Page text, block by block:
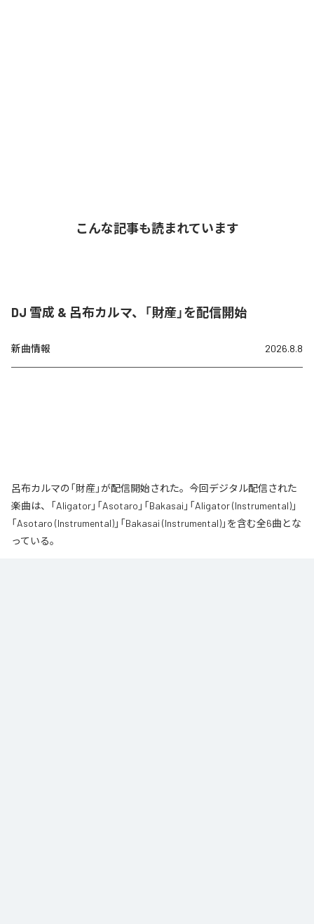
こんな記事も読まれています
DJ 雪成 & 呂布カルマ、「財産」を配信開始
新曲情報 2026.8.8
呂布カルマの「財産」が配信開始された。今回デジタル配信された
楽曲は、「Aligator」「Asotaro」「Bakasai」「Aligator (Instrumental)」
「Asotaro (Instrumental)」「Bakasai (Instrumental)」を含む全6曲とな
っている。